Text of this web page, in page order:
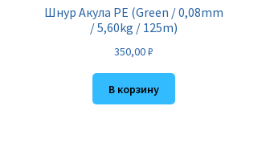
Шнур Акула PE (Green / 0,08mm
/ 5,60kg / 125m)
350,00₽
В корзину